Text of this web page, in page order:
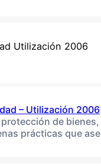
Utilización 2006
– Utilización 2006
de
prácticas que